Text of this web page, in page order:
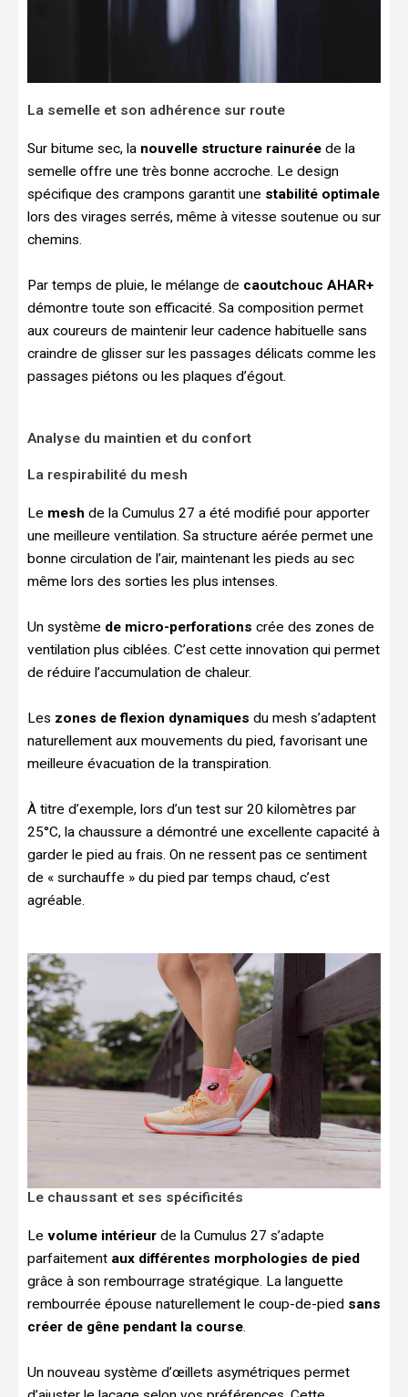
La semelle et son adhérence sur route
Sur bitume sec, la nouvelle structure rainurée de la
semelle offre une très bonne accroche. Le design
spécifique des crampons garantit une stabilité optimale
lors des virages serrés, même à vitesse soutenue ou sur
chemins.
Par temps de pluie, le mélange de caoutchouc AHAR+
démontre toute son efficacité. Sa composition permet
aux coureurs de maintenir leur cadence habituelle sans
craindre de glisser sur les passages délicats comme les
passages piétons ou les plaques d’égout.
Analyse du maintien et du confort
La respirabilité du mesh
Le mesh de la Cumulus 27 a été modifié pour apporter
une meilleure ventilation. Sa structure aérée permet une
bonne circulation de l’air, maintenant les pieds au sec
même lors des sorties les plus intenses.
Un système de micro-perforations crée des zones de
ventilation plus ciblées. C’est cette innovation qui permet
de réduire l’accumulation de chaleur.
Les zones de flexion dynamiques du mesh s’adaptent
naturellement aux mouvements du pied, favorisant une
meilleure évacuation de la transpiration.
À titre d’exemple, lors d’un test sur 20 kilomètres par
25°C, la chaussure a démontré une excellente capacité à
garder le pied au frais. On ne ressent pas ce sentiment
de « surchauffe » du pied par temps chaud, c’est
agréable.
Le chaussant et ses spécificités
Le volume intérieur de la Cumulus 27 s’adapte
parfaitement aux différentes morphologies de pied
grâce à son rembourrage stratégique. La languette
rembourrée épouse naturellement le coup-de-pied sans
créer de gêne pendant la course.
Un nouveau système d’œillets asymétriques permet